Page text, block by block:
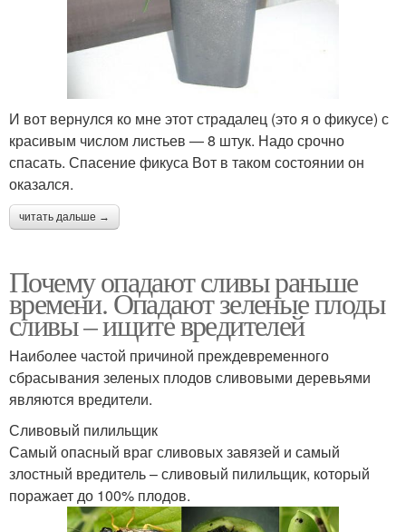
И вот вернулся ко мне этот страдалец (это я о фикусе) с
красивым числом листьев — 8 штук. Надо срочно
спасать. Спасение фикуса Вот в таком состоянии он
оказался.
читать дальше →
Почему опадают сливы раньше
времени. Опадают зеленые плоды
сливы – ищите вредителей
Наиболее частой причиной преждевременного
сбрасывания зеленых плодов сливовыми деревьями
являются вредители.
Сливовый пилильщик
Самый опасный враг сливовых завязей и самый
злостный вредитель – сливовый пилильщик, который
поражает до 100% плодов.